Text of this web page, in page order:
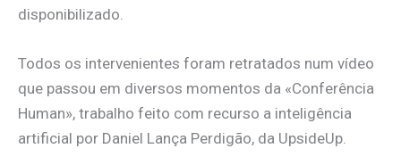
disponibilizado.
Todos os intervenientes foram retratados num vídeo
que passou em diversos momentos da «Conferência
Human», trabalho feito com recurso a inteligência
artificial por Daniel Lança Perdigão, da UpsideUp.